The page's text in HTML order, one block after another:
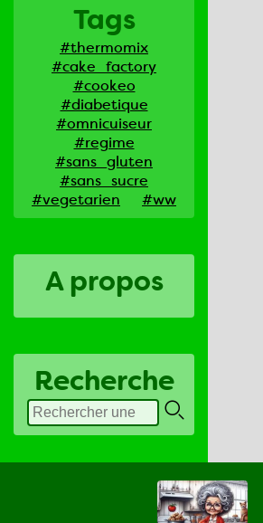
Tags
#thermomix
#cake_factory
#cookeo
#diabetique
#omnicuiseur
#regime
#sans_gluten
#sans_sucre
#vegetarien
#ww
A propos
Recherche